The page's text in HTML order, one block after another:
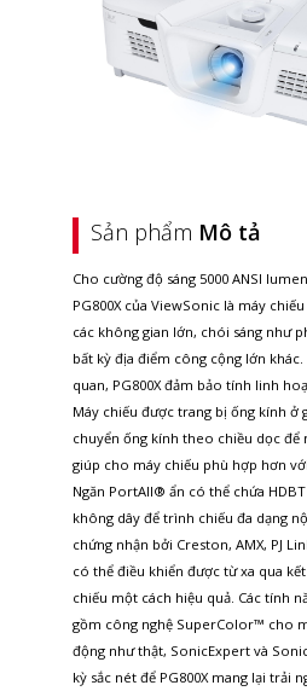
Sản phẩm Mô tả
Cho cường độ sáng 5000 ANSI
PG800X của ViewSonic là máy
các không gian lớn, chói sáng như
bất kỳ địa điểm công cộng lớn
quan, PG800X đảm bảo tính linh
Máy chiếu được trang bị ống kính ở
chuyển ống kính theo chiều dọc để
giúp cho máy chiếu phù hợp hơn
Ngăn PortAll® ẩn có thể chứa
không dây để trình chiếu đa dạng
chứng nhận bởi Creston, AMX, PJ
có thể điều khiển được từ xa qua
chiếu một cách hiệu quả. Các tính
gồm công nghệ SuperColor™ cho
động như thật, SonicExpert và
kỳ sắc nét để PG800X mang lại trải